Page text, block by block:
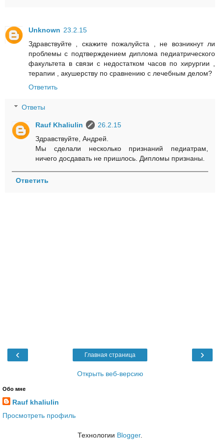
Unknown 23.2.15
Здравствуйте , скажите пожалуйста , не возникнут ли
проблемы с подтверждением диплома педиатрического
факультета в связи с недостатком часов по хирургии ,
терапии , акушерству по сравнению с лечебным делом?
Ответить
Ответы
Rauf Khaliulin
26.2.15
Здравствуйте, Андрей.
Мы сделали несколько признаний педиатрам,
ничего досдавать не пришлось. Дипломы признаны.
Ответить
‹ ›
Главная страница
Открыть веб-версию
Обо мне
Rauf khaliulin
Просмотреть профиль
Технологии Blogger.